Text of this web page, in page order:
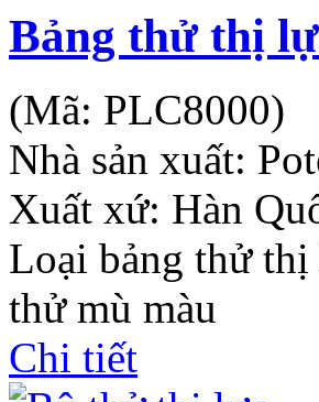
Bảng thử thị
(Mã: PLC8000)
Nhà sản xuất:
Xuất xứ: Hàn
Loại bảng thử
thử mù màu
Chi tiết